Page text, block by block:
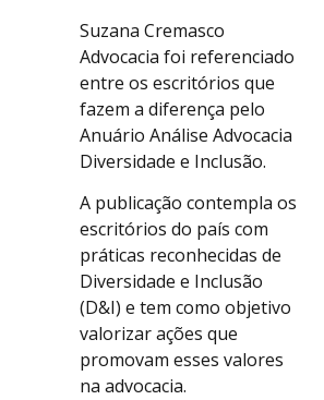
Suzana Cremasco
Advocacia foi referenciado
entre os escritórios que
fazem a diferença pelo
Anuário Análise Advocacia
Diversidade e Inclusão.
A publicação contempla os
escritórios do país com
práticas reconhecidas de
Diversidade e Inclusão
(D&I) e tem como objetivo
valorizar ações que
promovam esses valores
na advocacia.